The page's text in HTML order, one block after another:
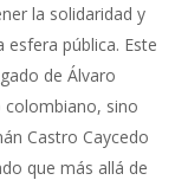
la solidaridad y
pública. Este
de Álvaro
sino
Castro Caycedo
que más allá de